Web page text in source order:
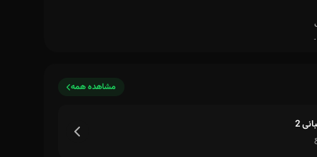
مشاهده همه
2